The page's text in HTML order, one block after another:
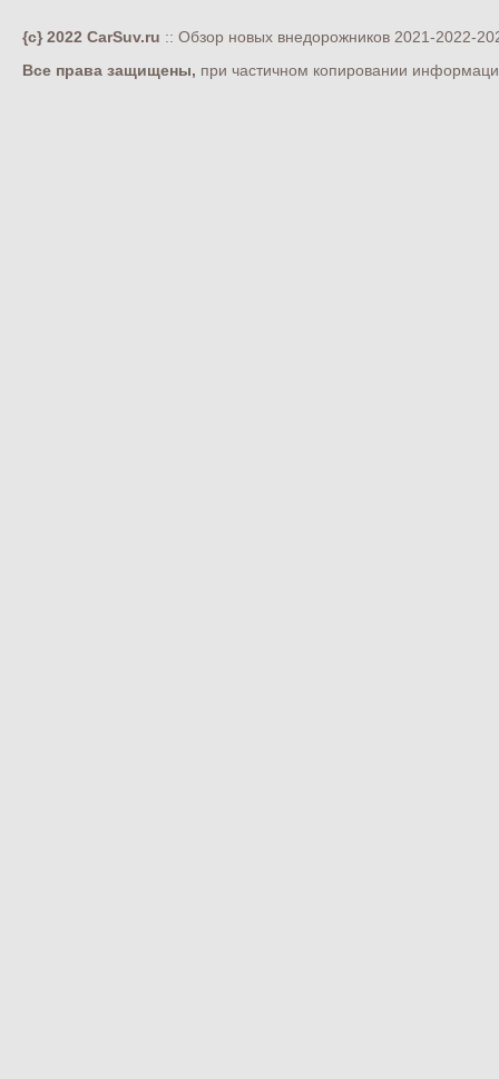
{c} 2022 CarSuv.ru :: Обзор новых внедорожников 2021-2022-
Все права защищены, при частичном копировании